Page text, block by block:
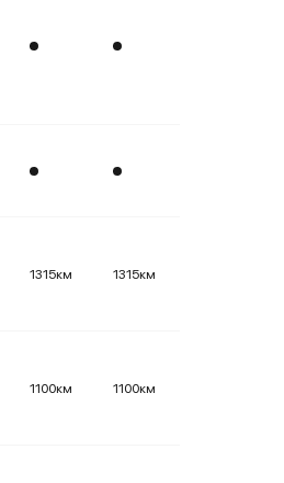
1315км 1315км
1100км 1100км